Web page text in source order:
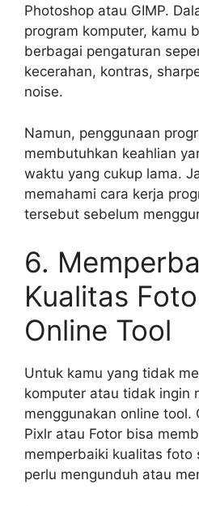
Photoshop atau GIMP.
program komputer, kamu
berbagai pengaturan
kecerahan, kontras,
noise.
Namun, penggunaan
membutuhkan keahlian
waktu yang cukup lama.
memahami cara kerja
tersebut sebelum
6.
Kualitas
Online Tool
Untuk kamu yang tidak
komputer atau tidak ingin
menggunakan online tool.
Pixlr atau Fotor bisa
memperbaiki kualitas foto
perlu mengunduh atau